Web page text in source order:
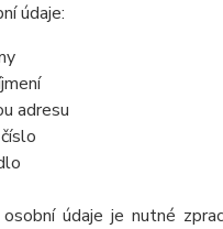
údaje:
adresu
údaje je nutné